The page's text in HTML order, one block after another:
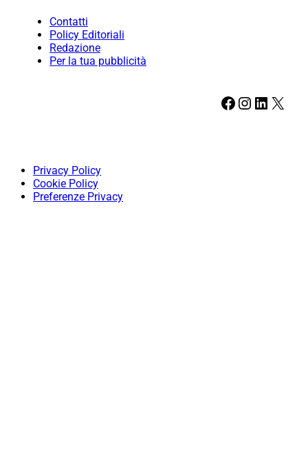
Contatti
Policy Editoriali
Redazione
Per la tua pubblicità
Facebook Instagram LinkedIn X
Privacy Policy
Cookie Policy
Preferenze Privacy